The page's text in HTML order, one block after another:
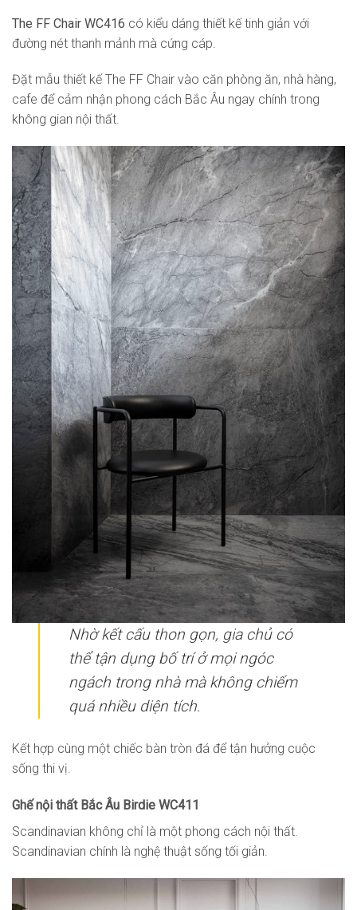
The FF Chair WC416 có kiểu dáng thiết kế tinh giản với
đường nét thanh mảnh mà cứng cáp.
Đặt mẫu thiết kế The FF Chair vào căn phòng ăn, nhà hàng,
cafe để cảm nhận phong cách Bắc Âu ngay chính trong
không gian nội thất.
Nhờ kết cấu thon gọn, gia chủ có
thể tận dụng bố trí ở mọi ngóc
ngách trong nhà mà không chiếm
quá nhiều diện tích.
Kết hợp cùng một chiếc bàn tròn đá để tận hưởng cuộc
sống thi vị.
Ghế nội thất Bắc Âu Birdie WC411
Scandinavian không chỉ là một phong cách nội thất.
Scandinavian chính là nghệ thuật sống tối giản.